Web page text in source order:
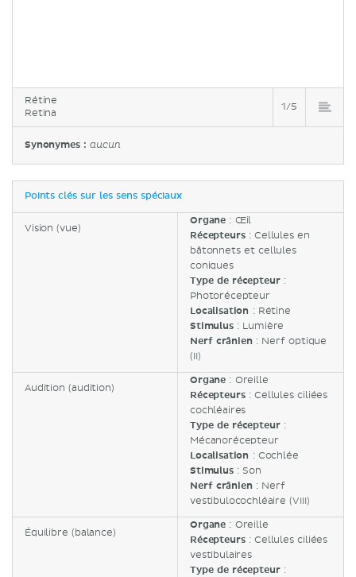
Rétine
Retina
1/5
Synonymes :aucun
Points clés sur les sens spéciaux
Vision (vue)
Organe : Œil
Récepteurs: Cellules en
bâtonnets et cellules
coniques
Type de récepteur:
Photorécepteur
Localisation : Rétine
Stimulus : Lumière
Nerf crânien: Nerf optique
(II)
Audition (audition)
Organe : Oreille
Récepteurs: Cellules ciliées
cochléaires
Type de récepteur:
Mécanorécepteur
Localisation : Cochlée
Stimulus: Son
Nerf crânien: Nerf
vestibulocochléaire (VIII)
Équilibre (balance)
Organe : Oreille
Récepteurs: Cellules ciliées
vestibulaires
Type de récepteur: